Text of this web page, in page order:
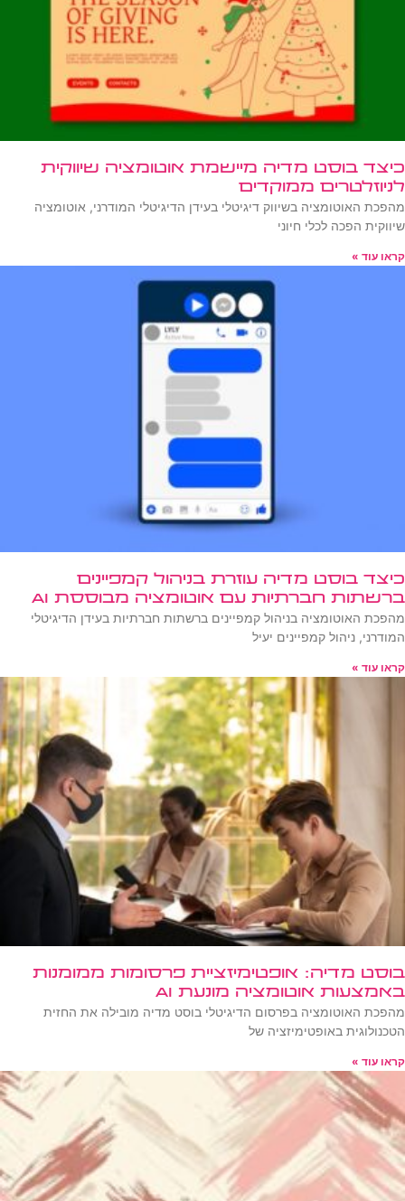
כיצד בוסט מדיה מיישמת אוטומציה שיווקית
לניוזלטרים ממוקדים
מהפכת האוטומציה בשיווק דיגיטלי בעידן הדיגיטלי המודרני, אוטומציה
שיווקית הפכה לכלי חיוני
קראו עוד »
כיצד בוסט מדיה עוזרת בניהול קמפיינים
ברשתות חברתיות עם אוטומציה מבוססת AI
מהפכת האוטומציה בניהול קמפיינים ברשתות חברתיות בעידן הדיגיטלי
המודרני, ניהול קמפיינים יעיל
קראו עוד »
בוסט מדיה: אופטימיזציית פרסומות ממומנות
באמצעות אוטומציה מונעת AI
מהפכת האוטומציה בפרסום הדיגיטלי בוסט מדיה מובילה את החזית
הטכנולוגית באופטימיזציה של
קראו עוד »